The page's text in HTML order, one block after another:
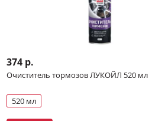
374 р.
Очиститель тормозов ЛУКОЙЛ 520 мл
520 мл